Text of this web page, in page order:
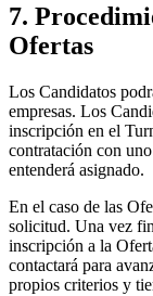
7.
Ofertas
Los Candidatos
empresas. Los
inscripción en el
contratación con
entenderá asignado.
En el caso de las
solicitud. Una vez
inscripción a la
contactará para
propios criterios y